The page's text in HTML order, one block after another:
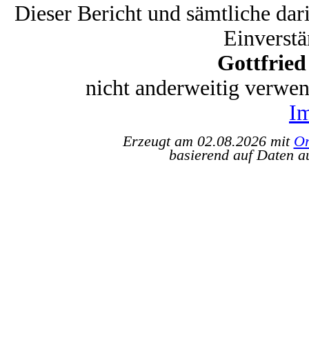
Dieser Bericht und sämtliche
Gottfried
nicht anderweitig
Erzeugt am 02.08.2026 mit
basierend auf Daten